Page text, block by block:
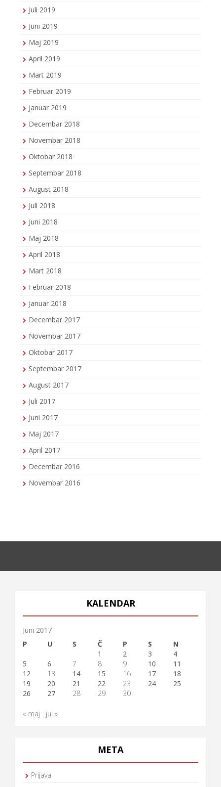
Juli 2019
Juni 2019
Maj 2019
April 2019
Mart 2019
Februar 2019
Januar 2019
Decembar 2018
Novembar 2018
Oktobar 2018
Septembar 2018
August 2018
Juli 2018
Juni 2018
Maj 2018
April 2018
Mart 2018
Februar 2018
Januar 2018
Decembar 2017
Novembar 2017
Oktobar 2017
Septembar 2017
August 2017
Juli 2017
Juni 2017
Maj 2017
April 2017
Decembar 2016
Novembar 2016
KALENDAR
Juni 2017
P
U S Č P S
N
1
2 3
4
5
6 7 8 9 10
11
12
13 14 15 16 17
18
19
20 21 22 23 24
25
26
27 28 29 30
« maj jul »
META
Prijava